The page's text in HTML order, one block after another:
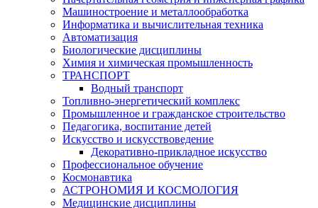
Машиностроение и металлообработка
Информатика и вычислительная техника
Автоматизация
Биологические дисциплины
Химия и химическая промышленность
ТРАНСПОРТ
Водный транспорт
Топливно-энергетический комплекс
Промышленное и гражданское строительство
Педагогика, воспитание детей
Искусство и искусствоведение
Декоративно-прикладное искусство
Профессиональное обучение
Космонавтика
АСТРОНОМИЯ И КОСМОЛОГИЯ
Медицинские дисциплины